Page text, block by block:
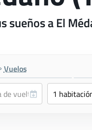
sueños a El
Vuelos